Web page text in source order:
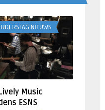
NIEUWS
Music
ESNS